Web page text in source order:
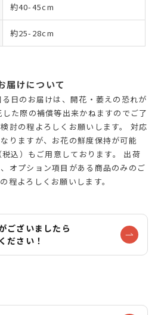
約40-45cm
約25-28cm
けについて
日のお届けは、開花・萎えの恐れが
た際の補償等出来かねますのでご了
討の程よろしくお願いします。 対応
りますが、お花の鮮度保持が可能
込）もご用意しております。 出荷
オプション項目がある商品のみのご
程よろしくお願いします。
ございましたら
ださい！